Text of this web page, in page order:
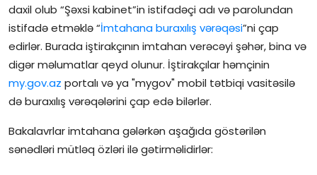
daxil olub “Şəxsi kabinet”in istifadəçi adı və parolundan
istifadə etməklə “İmtahana buraxılış vərəqəsi”ni çap
edirlər. Burada iştirakçının imtahan verəcəyi şəhər, bina və
digər məlumatlar qeyd olunur. İştirakçılar həmçinin
my.gov.az portalı və ya "mygov" mobil tətbiqi vasitəsilə
də buraxılış vərəqələrini çap edə bilərlər.
Bakalavrlar imtahana gələrkən aşağıda göstərilən
sənədləri mütləq özləri ilə gətirməlidirlər: